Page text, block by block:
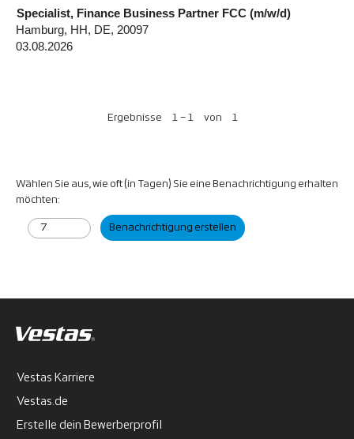
Specialist, Finance Business Partner FCC (m/w/d)
Hamburg, HH, DE, 20097
03.08.2026
Ergebnisse 1 – 1 von 1
Wählen Sie aus, wie oft (in Tagen) Sie eine Benachrichtigung erhalten
möchten:
Benachrichtigung erstellen
Vestas Karriere
Vestas.de
Erstelle dein Bewerberprofil